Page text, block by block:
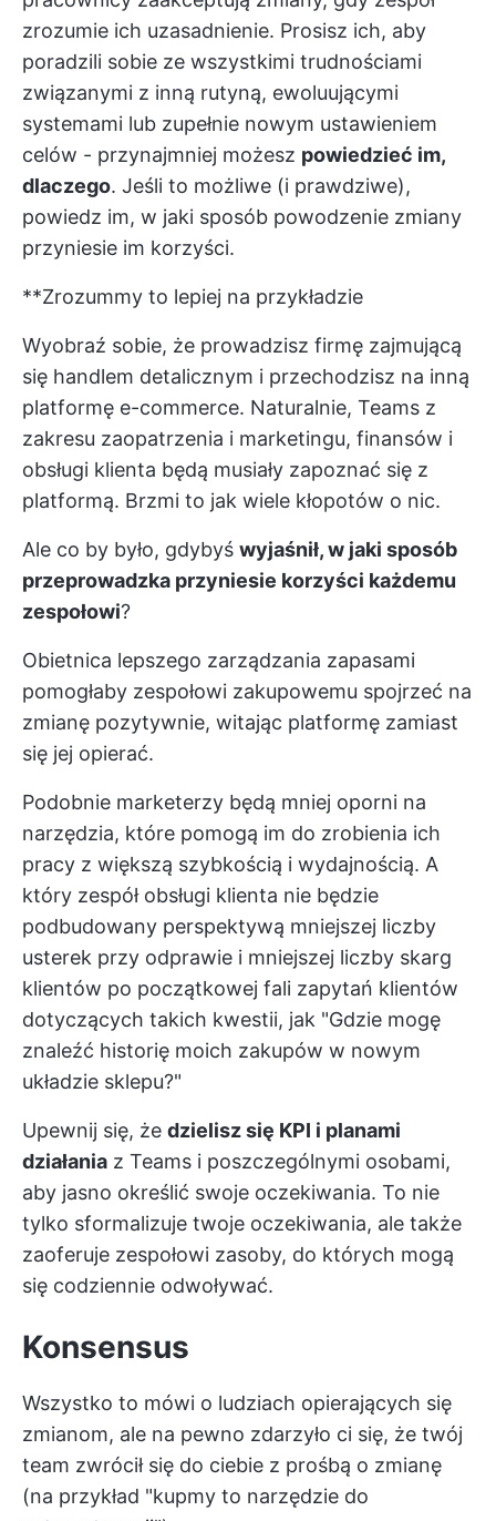
zrozumie ich uzasadnienie. Prosisz ich, aby
poradzili sobie ze wszystkimi trudnościami
związanymi z inną rutyną, ewoluującymi
systemami lub zupełnie nowym ustawieniem
celów - przynajmniej możesz powiedzieć im,
dlaczego. Jeśli to możliwe (i prawdziwe),
powiedz im, w jaki sposób powodzenie zmiany
przyniesie im korzyści.
**Zrozummy to lepiej na przykładzie
Wyobraź sobie, że prowadzisz firmę zajmującą
się handlem detalicznym i przechodzisz na inną
platformę e-commerce. Naturalnie, Teams z
zakresu zaopatrzenia i marketingu, finansów i
obsługi klienta będą musiały zapoznać się z
platformą. Brzmi to jak wiele kłopotów o nic.
Ale co by było, gdybyś wyjaśnił, w jaki sposób
przeprowadzka przyniesie korzyści każdemu
zespołowi?
Obietnica lepszego zarządzania zapasami
pomogłaby zespołowi zakupowemu spojrzeć na
zmianę pozytywnie, witając platformę zamiast
się jej opierać.
Podobnie marketerzy będą mniej oporni na
narzędzia, które pomogą im do zrobienia ich
pracy z większą szybkością i wydajnością. A
który zespół obsługi klienta nie będzie
podbudowany perspektywą mniejszej liczby
usterek przy odprawie i mniejszej liczby skarg
klientów po początkowej fali zapytań klientów
dotyczących takich kwestii, jak "Gdzie mogę
znaleźć historię moich zakupów w nowym
układzie sklepu?"
Upewnij się, że dzielisz się KPI i planami
działania z Teams i poszczególnymi osobami,
aby jasno określić swoje oczekiwania. To nie
tylko sformalizuje twoje oczekiwania, ale także
zaoferuje zespołowi zasoby, do których mogą
się codziennie odwoływać.
Konsensus
Wszystko to mówi o ludziach opierających się
zmianom, ale na pewno zdarzyło ci się, że twój
team zwrócił się do ciebie z prośbą o zmianę
(na przykład "kupmy to narzędzie do